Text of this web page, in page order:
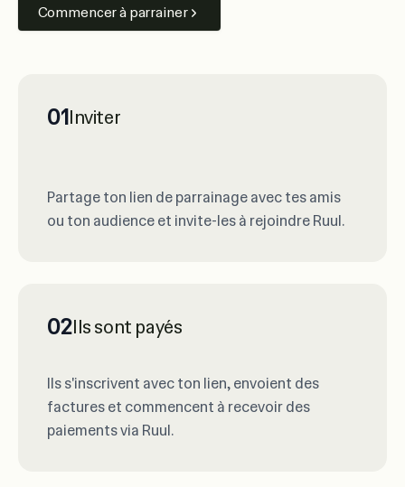
Commencer à parrainer
01Inviter
Partage ton lien de parrainage avec tes amis
ou ton audience et invite-les à rejoindre Ruul.
02Ils sont payés
Ils s'inscrivent avec ton lien, envoient des
factures et commencent à recevoir des
paiements via Ruul.